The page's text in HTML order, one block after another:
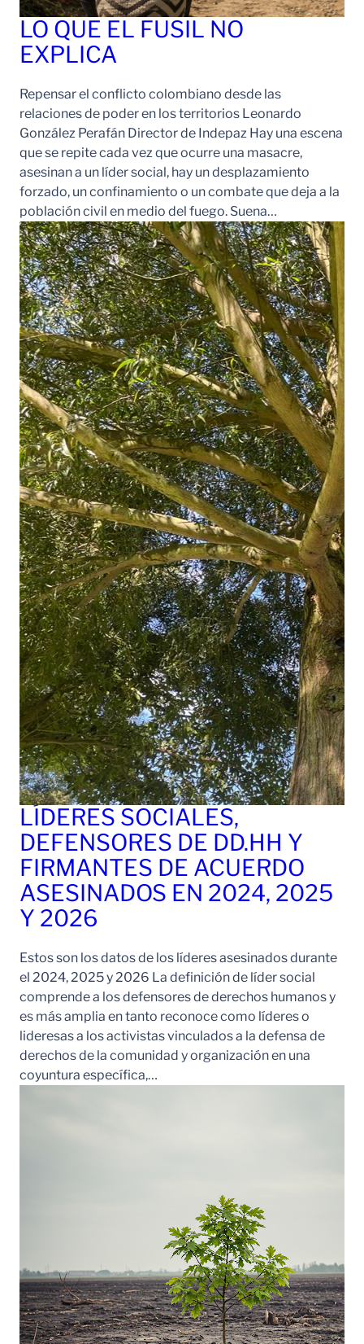
LO QUE EL FUSIL NO
EXPLICA
Repensar el conflicto colombiano desde las
relaciones de poder en los territorios Leonardo
González Perafán Director de Indepaz Hay una escena
que se repite cada vez que ocurre una masacre,
asesinan a un líder social, hay un desplazamiento
forzado, un confinamiento o un combate que deja a la
población civil en medio del fuego. Suena…
LÍDERES SOCIALES,
DEFENSORES DE DD.HH Y
FIRMANTES DE ACUERDO
ASESINADOS EN 2024, 2025
Y 2026
Estos son los datos de los líderes asesinados durante
el 2024, 2025 y 2026 La definición de líder social
comprende a los defensores de derechos humanos y
es más amplia en tanto reconoce como líderes o
lideresas a los activistas vinculados a la defensa de
derechos de la comunidad y organización en una
coyuntura específica,…